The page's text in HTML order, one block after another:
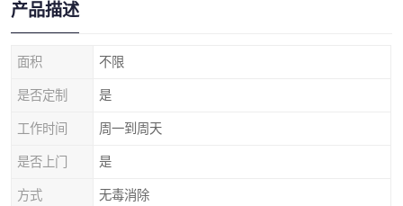
产品描述
面积 不限
是否定制 是
工作时间 周一到周天
是否上门 是
方式 无毒消除